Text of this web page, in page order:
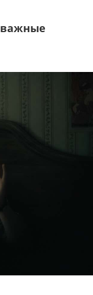
важные